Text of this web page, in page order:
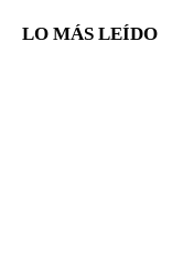
LO MÁS LEÍDO